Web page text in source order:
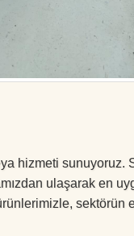
hizmeti sunuyoruz.
ulaşarak en
sektörün